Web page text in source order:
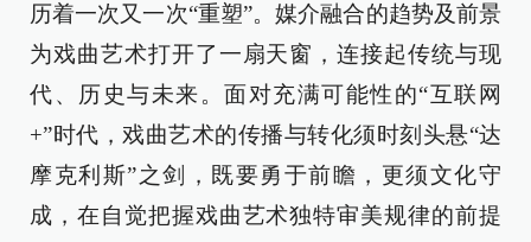
历着一次又一次“重塑”。媒介融合的趋势及前景
为戏曲艺术打开了一扇天窗，连接起传统与现
代、历史与未来。面对充满可能性的“互联网
+”时代，戏曲艺术的传播与转化须时刻头悬“达
摩克利斯”之剑，既要勇于前瞻，更须文化守
成，在自觉把握戏曲艺术独特审美规律的前提